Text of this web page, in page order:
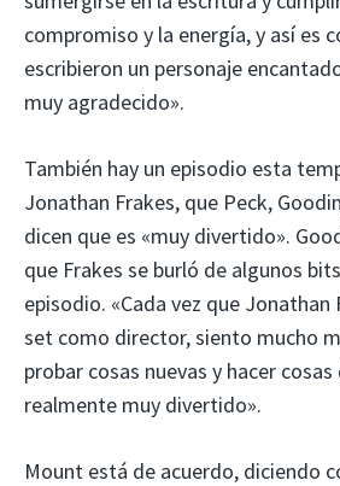
compromiso y la energía, y así es
escribieron un personaje
muy agradecido».
También hay un episodio esta
Jonathan Frakes, que Peck,
dicen que es «muy divertido».
que Frakes se burló de algunos
episodio. «Cada vez que Jonathan
set como director, siento mucho
probar cosas nuevas y hacer
realmente muy divertido».
Mount está de acuerdo, diciendo